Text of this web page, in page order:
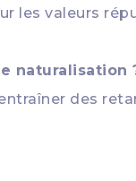
les valeurs
naturalisation
des